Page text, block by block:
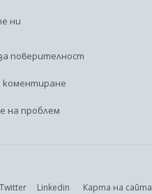
ни
поверителност
коментиране
на проблем
Twitter Linkedin Карта на сайта